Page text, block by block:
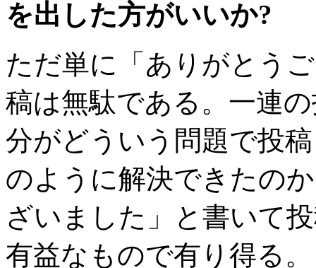
を出した方がいいか?
ただ単に「ありがとう
稿は無駄である。一連
分がどういう問題で投
のように解決できたの
ざいました」と書いて
有益なもので有り得る。